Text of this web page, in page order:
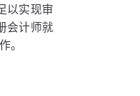
以实现审
会计师就
。